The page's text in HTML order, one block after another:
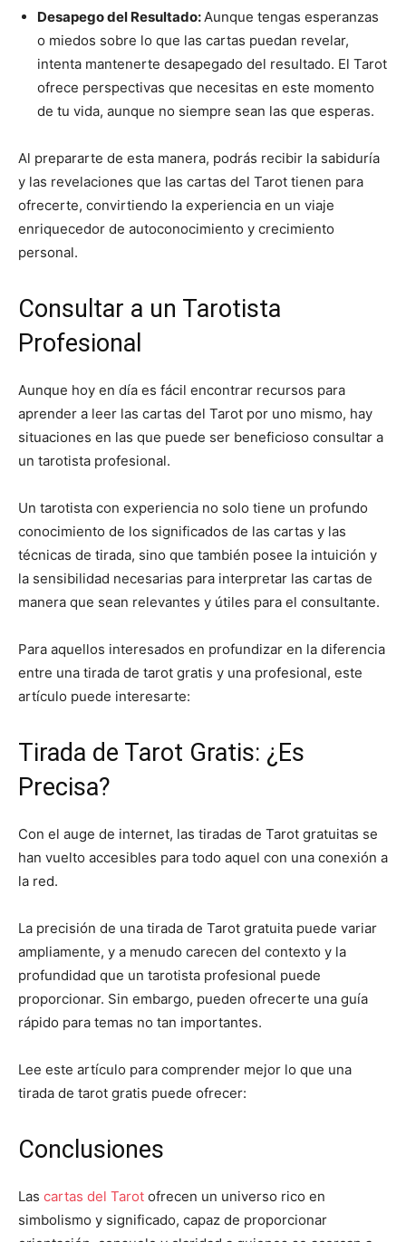
Desapego del Resultado:Aunque tengas esperanzas
o miedos sobre lo que las cartas puedan revelar,
intenta mantenerte desapegado del resultado. El Tarot
ofrece perspectivas que necesitas en este momento
de tu vida, aunque no siempre sean las que esperas.
Al prepararte de esta manera, podrás recibir la sabiduría
y las revelaciones que las cartas del Tarot tienen para
ofrecerte, convirtiendo la experiencia en un viaje
enriquecedor de autoconocimiento y crecimiento
personal.
Consultar a un Tarotista
Profesional
Aunque hoy en día es fácil encontrar recursos para
aprender a leer las cartas del Tarot por uno mismo, hay
situaciones en las que puede ser beneficioso consultar a
un tarotista profesional.
Un tarotista con experiencia no solo tiene un profundo
conocimiento de los significados de las cartas y las
técnicas de tirada, sino que también posee la intuición y
la sensibilidad necesarias para interpretar las cartas de
manera que sean relevantes y útiles para el consultante.
Para aquellos interesados en profundizar en la diferencia
entre una tirada de tarot gratis y una profesional, este
artículo puede interesarte:
Tirada de Tarot Gratis: ¿Es
Precisa?
Con el auge de internet, las tiradas de Tarot gratuitas se
han vuelto accesibles para todo aquel con una conexión a
la red.
La precisión de una tirada de Tarot gratuita puede variar
ampliamente, y a menudo carecen del contexto y la
profundidad que un tarotista profesional puede
proporcionar. Sin embargo, pueden ofrecerte una guía
rápido para temas no tan importantes.
Lee este artículo para comprender mejor lo que una
tirada de tarot gratis puede ofrecer:
Conclusiones
Las cartas del Tarot ofrecen un universo rico en
simbolismo y significado, capaz de proporcionar